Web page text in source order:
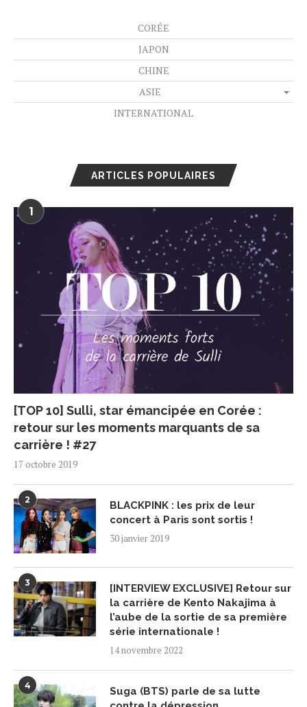
CORÉE
JAPON
CHINE
ASIE
INTERNATIONAL
ARTICLES POPULAIRES
1
[TOP 10] Sulli, star émancipée en Corée :
retour sur les moments marquants de sa
carrière ! #27
17 octobre 2019
2
BLACKPINK : les prix de leur
concert à Paris sont sortis !
30 janvier 2019
3
[INTERVIEW EXCLUSIVE] Retour sur
la carrière de Kento Nakajima à
l’aube de la sortie de sa première
série internationale !
14 novembre 2022
4
Suga (BTS) parle de sa lutte